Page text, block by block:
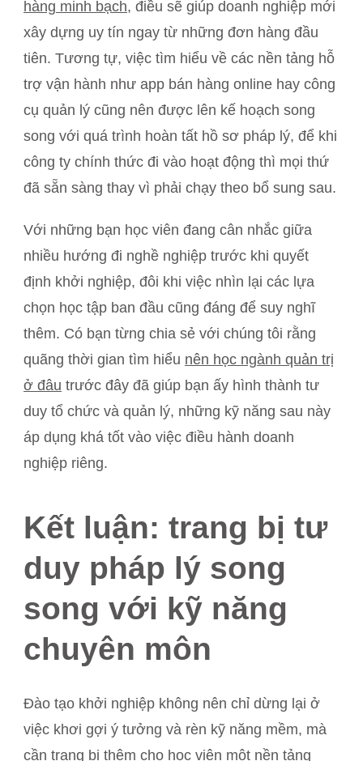
hàng minh bạch, điều sẽ giúp doanh nghiệp mới
xây dựng uy tín ngay từ những đơn hàng đầu
tiên. Tương tự, việc tìm hiểu về các nền tảng hỗ
trợ vận hành như app bán hàng online hay công
cụ quản lý cũng nên được lên kế hoạch song
song với quá trình hoàn tất hồ sơ pháp lý, để khi
công ty chính thức đi vào hoạt động thì mọi thứ
đã sẵn sàng thay vì phải chạy theo bổ sung sau.
Với những bạn học viên đang cân nhắc giữa
nhiều hướng đi nghề nghiệp trước khi quyết
định khởi nghiệp, đôi khi việc nhìn lại các lựa
chọn học tập ban đầu cũng đáng để suy nghĩ
thêm. Có bạn từng chia sẻ với chúng tôi rằng
quãng thời gian tìm hiểu nên học ngành quản trị
ở đâu trước đây đã giúp bạn ấy hình thành tư
duy tổ chức và quản lý, những kỹ năng sau này
áp dụng khá tốt vào việc điều hành doanh
nghiệp riêng.
Kết luận: trang bị tư
duy pháp lý song
song với kỹ năng
chuyên môn
Đào tạo khởi nghiệp không nên chỉ dừng lại ở
việc khơi gợi ý tưởng và rèn kỹ năng mềm, mà
cần trang bị thêm cho học viên một nền tảng